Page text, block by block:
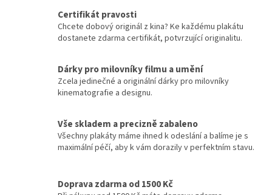
M. Night Shyamalan 23
Jindřich Polák 22
František Vláčil 20
Joel Schumacher 19
18
l
á
d
a
í
p
r
v
y
v
ý
s
Certifikát pravosti
Chcete dobový originál z kina? Ke každému plakátu
dostanete zdarma certifikát, potvrzující originalitu.
Dárky pro milovníky filmu a umění
Zcela jedinečné a originální dárky pro milovníky
kinematografie a designu.
Vše skladem a precizně zabaleno
Všechny plakáty máme ihned k odeslání a balíme je s
maximální péčí, aby k vám dorazily v perfektním stavu.
Doprava zdarma od 1500 Kč